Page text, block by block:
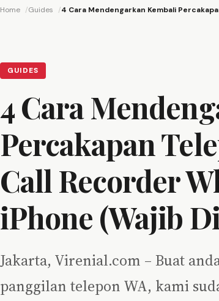
Home Guides 4 Cara Mendengarkan Kembali
GUIDES
4 Cara
Percakapan
Call Recorder
iPhone (Wajib
Jakarta, Virenial.com – Buat
panggilan telepon WA, kami